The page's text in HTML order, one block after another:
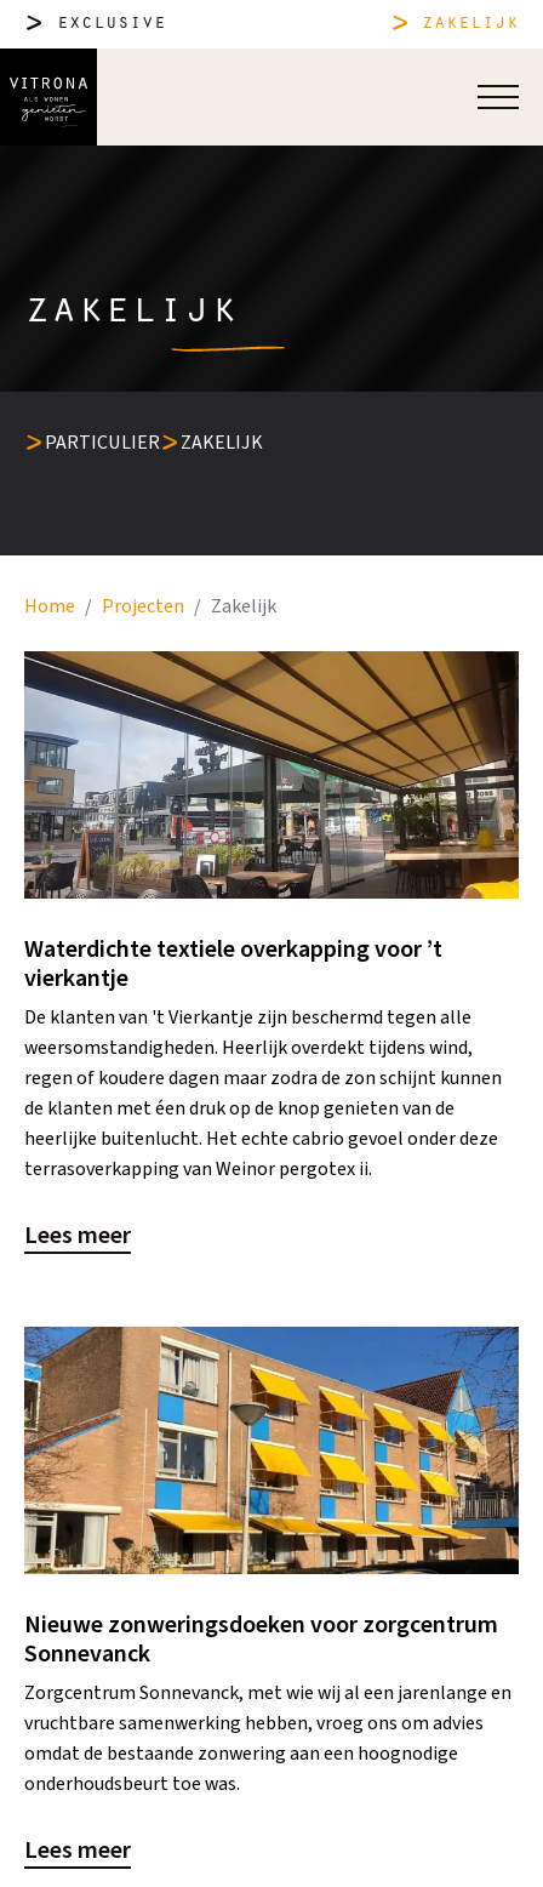
exclusive zakelijk
zakelijk
PARTICULIER ZAKELIJK
Home Projecten Zakelijk
Waterdichte textiele overkapping voor ’t
vierkantje
De klanten van 't Vierkantje zijn beschermd tegen alle
weersomstandigheden. Heerlijk overdekt tijdens wind,
regen of koudere dagen maar zodra de zon schijnt kunnen
de klanten met éen druk op de knop genieten van de
heerlijke buitenlucht. Het echte cabrio gevoel onder deze
terrasoverkapping van Weinor pergotex ii.
Lees meer
Nieuwe zonweringsdoeken voor zorgcentrum
Sonnevanck
Zorgcentrum Sonnevanck, met wie wij al een jarenlange en
vruchtbare samenwerking hebben, vroeg ons om advies
omdat de bestaande zonwering aan een hoognodige
onderhoudsbeurt toe was.
Lees meer